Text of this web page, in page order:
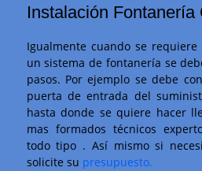
Instalación Fontanería
Igualmente cuando se
un sistema de fontanería se
pasos. Por ejemplo se debe
puerta de entrada del
hasta donde se quiere hacer
mas formados técnicos
todo tipo . Así mismo si
solicite su presupuesto.